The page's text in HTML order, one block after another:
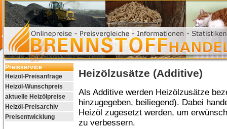
Preisservice
Heizöl-Preisanfrage
Heizöl-Wunschpreis
aktuelle Heizölpreise
Heizöl-Preisarchiv
Preisentwicklung
Heizölzusätze (Additive)
Als Additive werden Heizölzusätze
hinzugegeben, beiliegend). Dabei
Heizöl zugesetzt werden, um
zu verbessern.